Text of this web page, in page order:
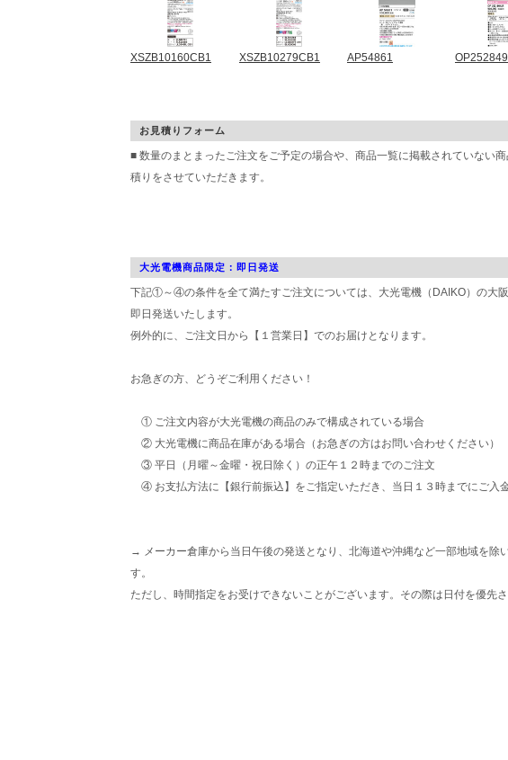
XSZB10160CB1 XSZB10279CB1 AP54861
お見積りフォーム
■ 数量のまとまったご注文をご予定の場合や、商品一覧に掲載されていない
積りをさせていただきます。
大光電機商品限定：即日発送
下記①～④の条件を全て満たすご注文については、大光電機（DAIKO）の大
即日発送いたします。
例外的に、ご注文日から【１営業日】でのお届けとなります。
お急ぎの方、どうぞご利用ください！
① ご注文内容が大光電機の商品のみで構成されている場合
② 大光電機に商品在庫がある場合（お急ぎの方はお問い合わせください）
③ 平日（月曜～金曜・祝日除く）の正午１２時までのご注文
④ お支払方法に【銀行前振込】をご指定いただき、当日１３時までにご入
→ メーカー倉庫から当日午後の発送となり、北海道や沖縄など一部地域を除
す。
ただし、時間指定をお受けできないことがございます。その際は日付を優先